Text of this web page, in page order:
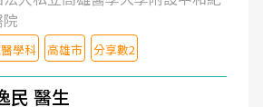
學科 高雄市 分享數2
民 醫生